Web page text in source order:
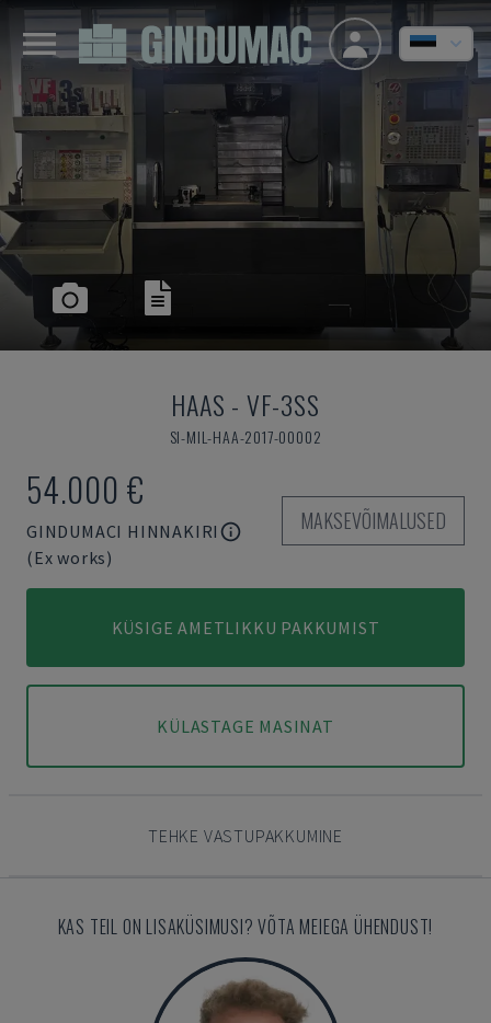
HAAS - VF-3SS
SI-MIL-HAA-2017-00002
54.000 €
GINDUMACI HINNAKIRI
(Ex works)
MAKSEVÕIMALUSED
KÜSIGE AMETLIKKU PAKKUMIST
KÜLASTAGE MASINAT
TEHKE VASTUPAKKUMINE
KAS TEIL ON LISAKÜSIMUSI? VÕTA MEIEGA ÜHENDUST!